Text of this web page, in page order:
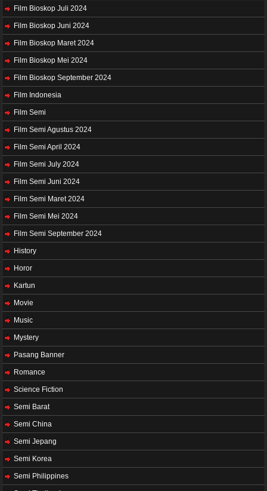
Film Bioskop Juli 2024
Film Bioskop Juni 2024
Film Bioskop Maret 2024
Film Bioskop Mei 2024
Film Bioskop September 2024
Film Indonesia
Film Semi
Film Semi Agustus 2024
Film Semi April 2024
Film Semi July 2024
Film Semi Juni 2024
Film Semi Maret 2024
Film Semi Mei 2024
Film Semi September 2024
History
Horor
Kartun
Movie
Music
Mystery
Pasang Banner
Romance
Science Fiction
Semi Barat
Semi China
Semi Jepang
Semi Korea
Semi Philippines